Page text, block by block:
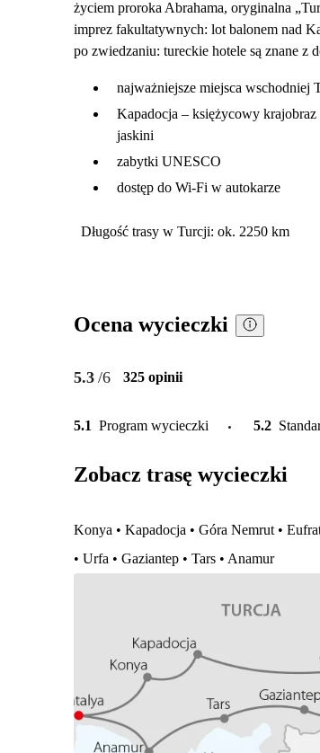
życiem proroka Abrahama, oryginalna
imprez fakultatywnych: lot balonem nad
po zwiedzaniu: tureckie hotele są znane z
najważniejsze miejsca wschodniej
Kapadocja – księżycowy
jaskini
zabytki UNESCO
dostęp do Wi-Fi w autokarze
Długość trasy w Turcji: ok. 2250 km
Ocena wycieczki
5.3 /6 325 opinii
5.1 Program wycieczki 5.2
Zobacz trasę wycieczki
Konya • Kapadocja • Góra Nemrut •
• Urfa • Gaziantep • Tars • Anamur